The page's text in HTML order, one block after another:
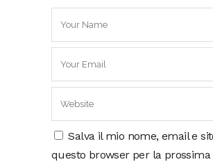
Salva il mio nome, email e
questo browser per la prossima